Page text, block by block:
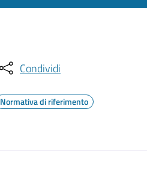
Condividi
Normativa di riferimento